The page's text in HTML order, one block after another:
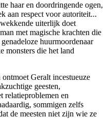
haar en doordringende ogen,
aan respect voor autoriteit...
uiterlijk doet
met magische krachten die
huurmoordenaar
monsters die het land
Geralt incestueuze
geesten,
relatieproblemen en
sommigen zelfs
de meesten niet zijn wie ze